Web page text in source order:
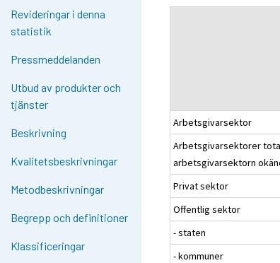
Revideringar i denna
statistik
Pressmeddelanden
Utbud av produkter och
tjänster
Beskrivning
Kvalitetsbeskrivningar
Metodbeskrivningar
Begrepp och definitioner
Klassificeringar
Arbetsgivarsektor
Arbetsgivarsektorer
arbetsgivarsektorn
Privat sektor
Offentlig sektor
- staten
- kommuner